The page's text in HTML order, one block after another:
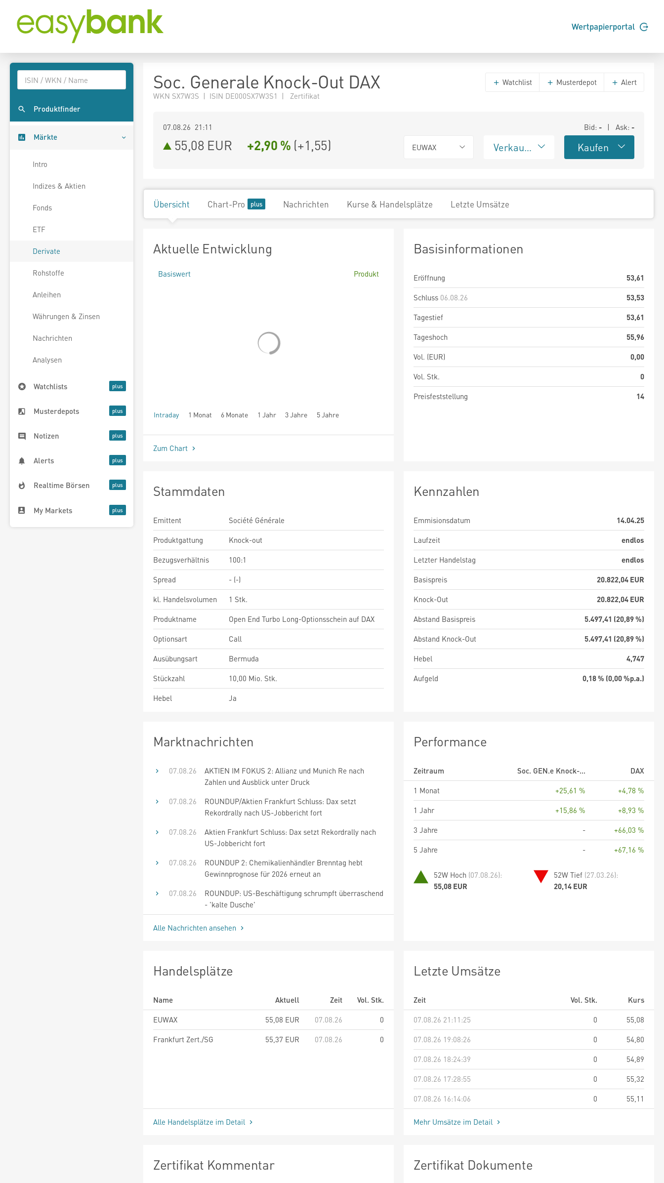
Wertpapierportal
Produktfinder
Märkte
Intro
Indizes & Aktien
Fonds
ETF
Derivate
Rohstoffe
Anleihen
Währungen & Zinsen
Nachrichten
Analysen
Watchlists
Musterdepots
Notizen
Alerts
Realtime Börsen
My Markets
Soc. Generale Knock-Out DAX
WKN SX7W3S | ISIN DE000SX7W3S1 | Zertifikat
Watchlist Musterdepot Alert
07.08.26 21:11 Bid: - | Ask: -
55,08 EUR +2,90 % (+1,55) EUWAX Verkaufen Kaufen
Übersicht Chart-Pro Nachrichten Kurse & Handelsplätze Letzte Umsätze
Aktuelle Entwicklung
Basiswert Produkt
Intraday 1 Monat 6 Monate 1 Jahr 3 Jahre 5 Jahre
seit Beginn
Zum Chart
Basisinformationen
Eröffnung
53,61
Schluss 06.08.26
53,53
Tagestief
53,61
Tageshoch
55,96
Vol. (EUR)
0,00
Vol. Stk.
0
Preisfeststellung
14
Stammdaten
Emittent
Société Générale
Produktgattung
Knock-out
Bezugsverhältnis
100:1
Spread
- (-)
kl. Handelsvolumen
1 Stk.
Produktname
Open End Turbo Long-Optionsschein auf DAX
Optionsart
Call
Ausübungsart
Bermuda
Stückzahl
10,00 Mio. Stk.
Hebel
Ja
Kennzahlen
Emmisionsdatum
14.04.25
Laufzeit
endlos
Letzter Handelstag
endlos
Basispreis
20.822,04 EUR
Knock-Out
20.822,04 EUR
Abstand Basispreis
5.497,41 (20,89 %)
Abstand Knock-Out
5.497,41 (20,89 %)
Hebel
4,747
Aufgeld
0,18 % (0,00 %p.a.)
Marktnachrichten
07.08.26
AKTIEN IM FOKUS 2: Allianz und Munich Re nach
Zahlen und Ausblick unter Druck
07.08.26
ROUNDUP/Aktien Frankfurt Schluss: Dax setzt
Rekordrally nach US-Jobbericht fort
07.08.26
Aktien Frankfurt Schluss: Dax setzt Rekordrally nach
US-Jobbericht fort
07.08.26
ROUNDUP 2: Chemikalienhändler Brenntag hebt
Gewinnprognose für 2026 erneut an
07.08.26
ROUNDUP: US-Beschäftigung schrumpft überraschend
- 'kalte Dusche'
Alle Nachrichten ansehen
Performance
Zeitraum Soc. GEN.e Knock-...
DAX
1 Monat
+25,61 %
+4,78 %
1 Jahr
+15,86 %
+8,93 %
3 Jahre
-
+66,03 %
5 Jahre
- +67,16 %
52W Hoch (07.08.26):
55,08 EUR
52W Tief (27.03.26):
20,14 EUR
Handelsplätze
Name Aktuell Zeit
Vol. Stk.
EUWAX
55,08 EUR 07.08.26
0
Frankfurt Zert./SG
55,37 EUR 07.08.26 0
Alle Handelsplätze im Detail
Letzte Umsätze
Zeit Vol. Stk.
Kurs
07.08.26 21:11:25
0
55,08
07.08.26 19:08:26
0
54,80
07.08.26 18:24:39
0
54,89
07.08.26 17:28:55
0
55,32
07.08.26 16:14:06
0 55,11
Mehr Umsätze im Detail
Zertifikat Kommentar Zertifikat Dokumente